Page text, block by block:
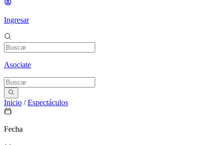
Ingresar
Asociate
Inicio /Espectáculos
Fecha